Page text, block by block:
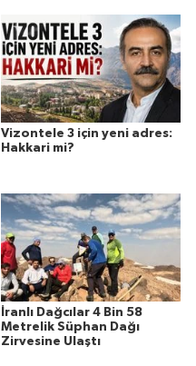
Vizontele 3 için yeni adres:
Hakkari mi?
İranlı Dağcılar 4 Bin 58
Metrelik Süphan Dağı
Zirvesine Ulaştı